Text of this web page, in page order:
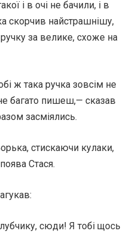
і в очі не бачили, і в
скорчив найстрашнішу,
за велике, схоже на
ж така ручка зовсім не
багато пишеш,— сказав
засміялись.
стискаючи кулаки,
Стася.
сюди! Я тобі щось